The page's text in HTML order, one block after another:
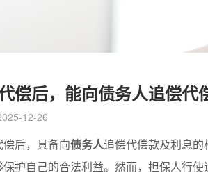
偿后，能向债务人追偿代
12-26
后，具备向债务人追偿代偿款及利息
保护自己的合法利益。然而，担保人行